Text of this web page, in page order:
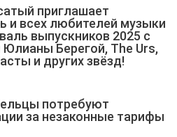
приглашает
и всех любителей музыки
выпускников 2025 с
Юлианы Берегой, The Urs,
и других звёзд!
потребуют
за незаконные тарифы